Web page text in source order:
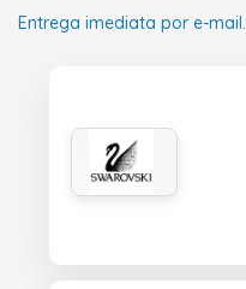
Entrega imediata por e-mail.